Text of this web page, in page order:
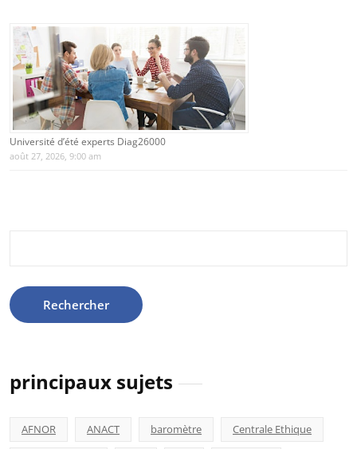
Université d’été experts Diag26000
août 27, 2026, 9:00 am
principaux sujets
AFNOR ANACT baromètre Centrale Ethique